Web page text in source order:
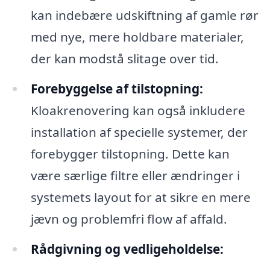
kan indebære udskiftning af gamle rør
med nye, mere holdbare materialer,
der kan modstå slitage over tid.
Forebyggelse af tilstopning:
Kloakrenovering kan også inkludere
installation af specielle systemer, der
forebygger tilstopning. Dette kan
være særlige filtre eller ændringer i
systemets layout for at sikre en mere
jævn og problemfri flow af affald.
Rådgivning og vedligeholdelse: